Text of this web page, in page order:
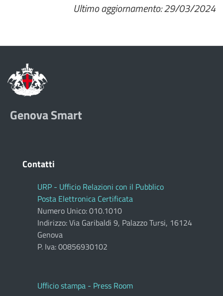
Ultimo aggiornamento: 29/03/2024
Genova Smart
Contatti
URP - Ufficio Relazioni con il Pubblico
Posta Elettronica Certificata
Numero Unico: 010.1010
Indirizzo: Via Garibaldi 9, Palazzo Tursi, 16124
Genova
P. Iva: 00856930102
Ufficio stampa - Press Room